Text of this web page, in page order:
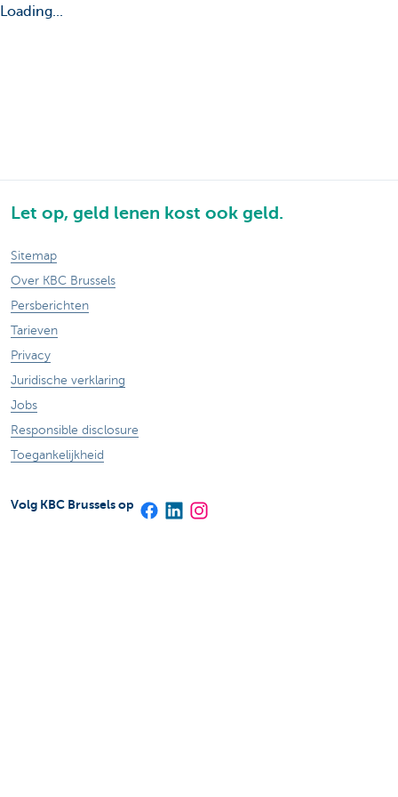
Loading...
Let op, geld lenen kost ook geld.
Sitemap
Over KBC Brussels
Persberichten
Tarieven
Privacy
Juridische verklaring
Jobs
Responsible disclosure
Toegankelijkheid
Volg KBC Brussels op